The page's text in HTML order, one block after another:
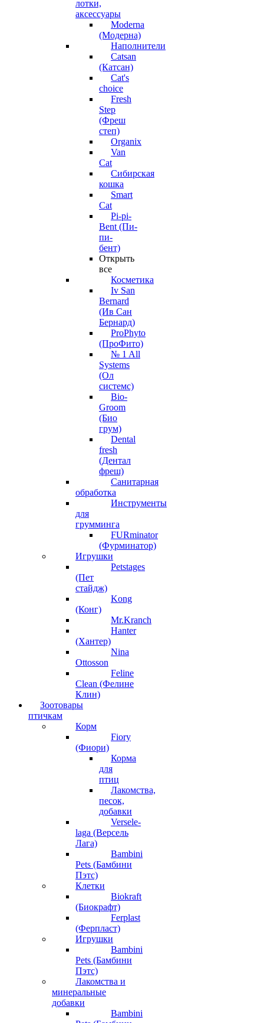
лотки,
аксессуары
Moderna
(Модерна)
Наполнители
Catsan
(Катсан)
Cat's
choice
Fresh
Step
(Фреш
степ)
Organix
Van
Cat
Сибирская
кошка
Smart
Cat
Pi-pi-
Bent (Пи-
пи-
бент)
Открыть
все
Косметика
Iv San
Bernard
(Ив Сан
Бернард)
ProPhyto
(ПроФито)
№ 1 All
Systems
(Ол
системс)
Bio-
Groom
(Био
грум)
Dental
fresh
(Дентал
фреш)
Санитарная
обработка
Инструменты
для
грумминга
FURminator
(Фурминатор)
Игрушки
Petstages
(Пет
стайдж)
Kong
(Конг)
Mr.Kranch
Hanter
(Хантер)
Nina
Ottosson
Feline
Clean (Фелине
Клин)
Зоотовары
птичкам
Корм
Fiory
(Фиори)
Корма
для
птиц
Лакомства,
песок,
добавки
Versele-
laga (Версель
Лага)
Bambini
Pets (Бамбини
Пэтс)
Клетки
Biokraft
(Биокрафт)
Ferplast
(Ферпласт)
Игрушки
Bambini
Pets (Бамбини
Пэтс)
Лакомства и
минеральные
добавки
Bambini